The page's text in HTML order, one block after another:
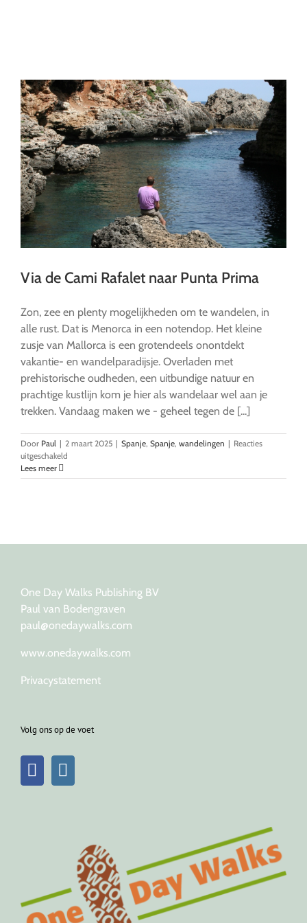
Via de Cami Rafalet naar Punta Prima
Zon, zee en plenty mogelijkheden om te wandelen, in
alle rust. Dat is Menorca in een notendop. Het kleine
zusje van Mallorca is een grotendeels onontdekt
vakantie- en wandelparadijsje. Overladen met
prehistorische oudheden, een uitbundige natuur en
prachtige kustlijn kom je hier als wandelaar wel aan je
trekken. Vandaag maken we - geheel tegen de [...]
Door Paul | 2 maart 2025 | Spanje, Spanje, wandelingen | Reacties
uitgeschakeld
de
Lees meer
One Day Walks Publishing BV
Paul van Bodengraven
paul@onedaywalks.com
www.onedaywalks.com
Privacystatement
Volg ons op de voet